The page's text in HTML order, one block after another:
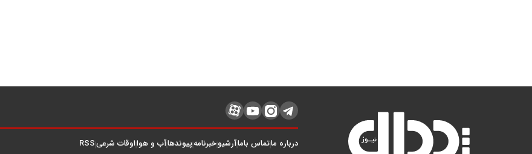
درباره ماتماس باماآرشیوخبرنامهپیوندهاآب و هوااوقات شرعیRSS